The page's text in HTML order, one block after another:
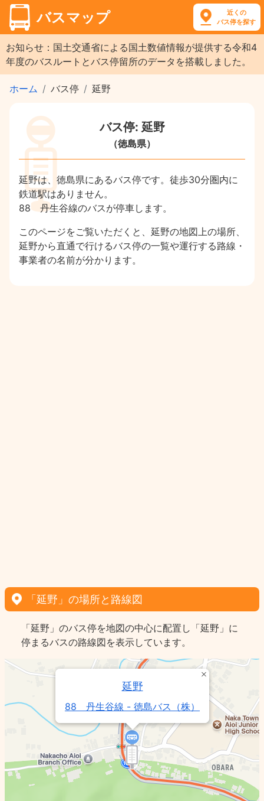
バスマップ
近くの
バス停を探す
お知らせ：国土交通省による国土数値情報が提供する令和4
年度のバスルートとバス停留所のデータを搭載しました。
ホーム バス停 延野
バス停: 延野
（徳島県）
延野は、徳島県にあるバス停です。徒歩30分圏内に
鉄道駅はありません。
88 丹生谷線のバスが停車します。
このページをご覧いただくと、延野の地図上の場所、
延野から直通で行けるバス停の一覧や運行する路線・
事業者の名前が分かります。
「延野」の場所と路線図
「延野」のバス停を地図の中心に配置し「延野」に
停まるバスの路線図を表示しています。
延野
88 丹生谷線 - 徳島バス（株）